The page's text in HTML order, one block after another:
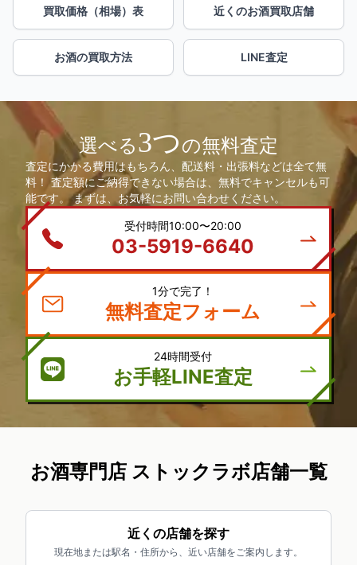
買取価格（相場）表 近くのお酒買取店舗
お酒の買取方法 LINE査定
選べる3つの無料査定
査定にかかる費用はもちろん、配送料・出張料などは全て無
料！ 査定額にご納得できない場合は、無料でキャンセルも可
能です。 まずは、お気軽にお問い合わせください。
受付時間10:00〜20:00
03-5919-6640
1分で完了！
無料査定フォーム
24時間受付
お手軽LINE査定
お酒専門店 ストックラボ店舗一覧
近くの店舗を探す
現在地または駅名・住所から、近い店舗をご案内します。